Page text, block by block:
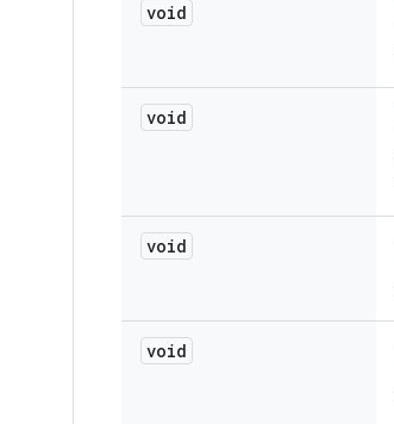
void
void
void
void